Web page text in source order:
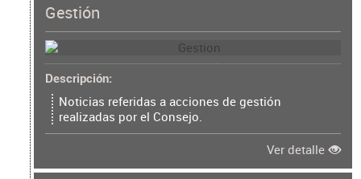
Gestión
Descripción
Noticias referidas a acciones de gestión
realizadas por el Consejo.
Ver detalle